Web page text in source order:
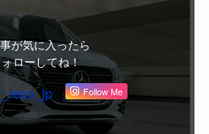
が気に入ったら
ローしてね！
Follow Me